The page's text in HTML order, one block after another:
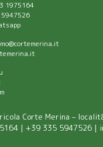
1975164
Corte Merina –
| +39 335 5947526 |